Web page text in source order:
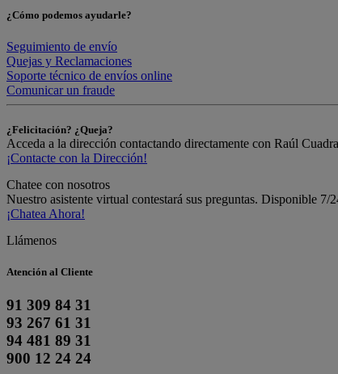
¿Cómo podemos ayudarle?
Seguimiento de envío
Quejas y Reclamaciones
Soporte técnico de envíos online
Comunicar un fraude
¿Felicitación? ¿Queja?
Acceda a la dirección contactando directamente con Raúl
¡Contacte con la Dirección!
Chatee con nosotros
Nuestro asistente virtual contestará sus preguntas. Disponible 7/
¡Chatea Ahora!
Llámenos
Atención al Cliente
91 309 84 31
93 267 61 31
94 481 89 31
900 12 24 24